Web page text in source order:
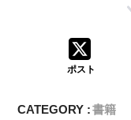
ポスト
CATEGORY :書籍